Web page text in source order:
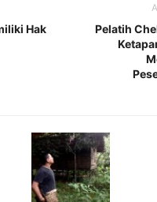
Hak
Pelatih